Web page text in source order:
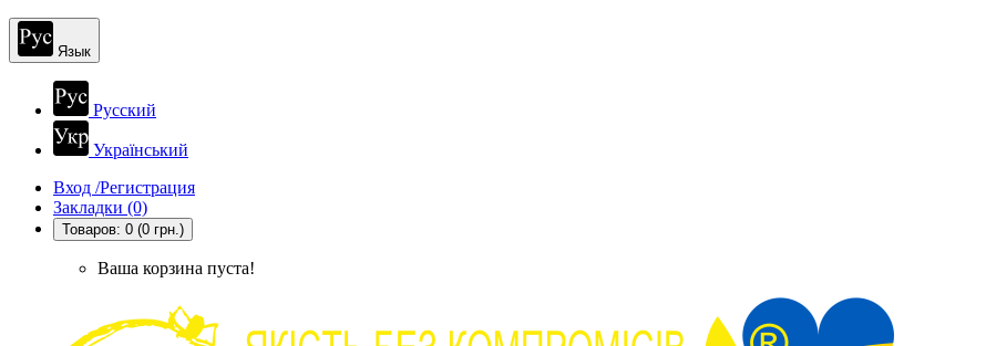
Язык
Русский
Український
Вход /Регистрация
Закладки (0)
Товаров: 0 (0 грн.)
Ваша корзина пуста!